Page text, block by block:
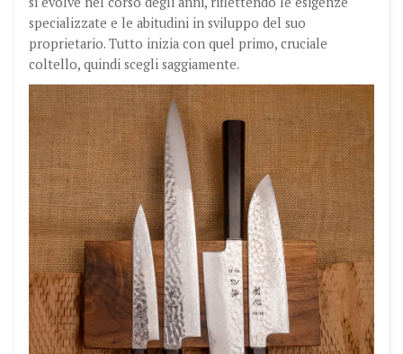
specializzate e le abitudini in sviluppo del suo
proprietario. Tutto inizia con quel primo, cruciale
coltello, quindi scegli saggiamente.